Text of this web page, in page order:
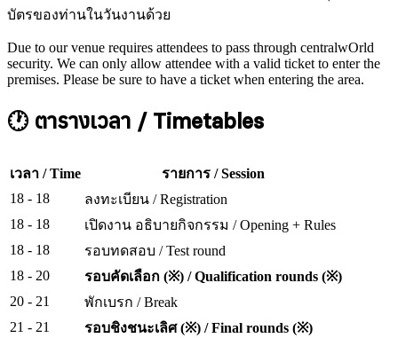
บัตรของท่านในวันงานด้วย
Due to our venue requires attendees to pass through centralwOrld
security. We can only allow attendee with a valid ticket to enter the
premises. Please be sure to have a ticket when entering the area.
🕐 ตารางเวลา / Timetables
เวลา / Time
รายการ / Session
18 - 18
ลงทะเบียน / Registration
18 - 18
เปิดงาน อธิบายกิจกรรม / Opening + Rules
18 - 18
รอบทดสอบ / Test round
18 - 20
รอบคัดเลือก (※) / Qualification rounds (※)
20 - 21
พักเบรก / Break
21 - 21
รอบชิงชนะเลิศ (※) / Final rounds (※)